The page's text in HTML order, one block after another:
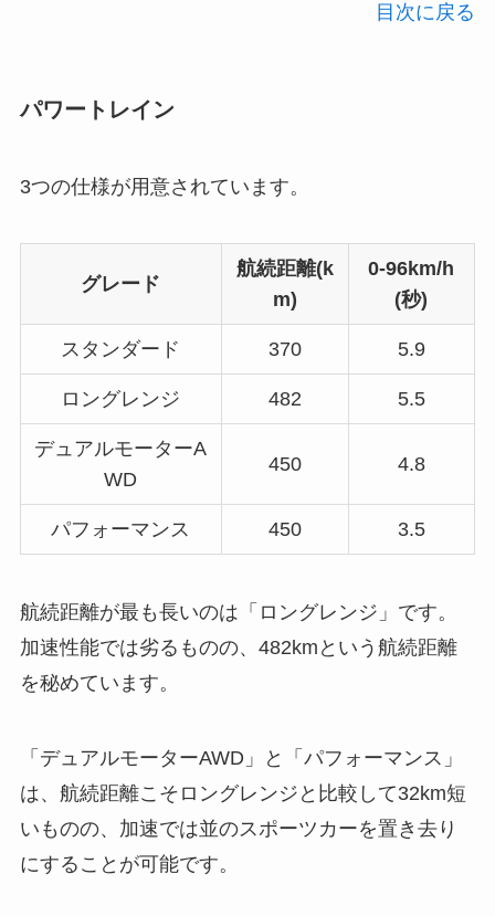
目次に戻る
パワートレイン
3つの仕様が用意されています。
グレード
航続距離(k
m)
0-96km/h
(秒)
スタンダード 370 5.9
ロングレンジ 482 5.5
デュアルモーターA
WD
450 4.8
パフォーマンス 450 3.5
航続距離が最も長いのは「ロングレンジ」です。
加速性能では劣るものの、482kmという航続距離
を秘めています。
「デュアルモーターAWD」と「パフォーマンス」
は、航続距離こそロングレンジと比較して32km短
いものの、加速では並のスポーツカーを置き去り
にすることが可能です。